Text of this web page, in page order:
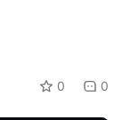
regarding
VPS (Virtual
0 0